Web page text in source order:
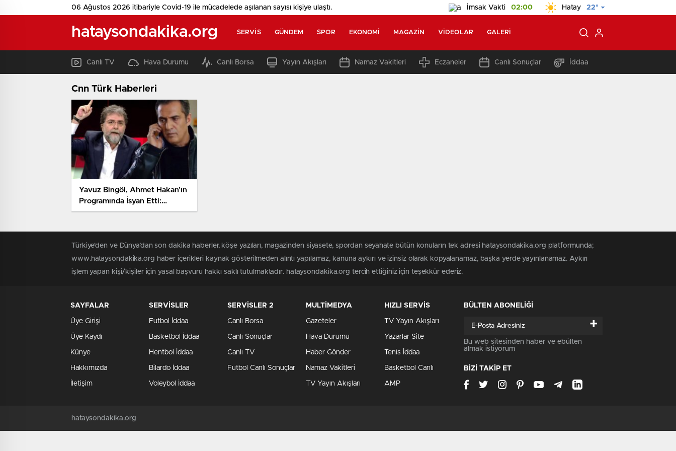
06 Ağustos 2026 itibariyle Covid-19 ile mücadelede aşılanan sayısı kişiye ulaştı. İmsak Vakti 02:00 Hatay 22°
hataysondakika.org SERVIS GÜNDEM SPOR EKONOMI MAGAZIN VIDEOLAR GALERI
Canlı TV Hava Durumu Canlı Borsa Yayın Akışları Namaz Vakitleri Eczaneler Canlı Sonuçlar İddaa
Cnn Türk Haberleri
Yavuz Bingöl, Ahmet Hakan’ın
Programında İsyan Etti:
Kılıçdaroğlu’yla da Gideriz!
Türkiye'den ve Dünya’dan son dakika haberler, köşe yazıları, magazinden siyasete, spordan seyahate bütün konuların tek adresi hataysondakika.org platformunda;
www.hataysondakika.org haber içerikleri kaynak gösterilmeden alıntı yapılamaz, kanuna aykırı ve izinsiz olarak kopyalanamaz, başka yerde yayınlanamaz. Aykırı
işlem yapan kişi/kişiler için yasal başvuru hakkı saklı tutulmaktadır. hataysondakika.org tercih ettiğiniz için teşekkür ederiz.
SAYFALAR
Üye Girişi
Üye Kaydı
Künye
Hakkımızda
İletişim
SERVİSLER
Futbol İddaa
Basketbol İddaa
Hentbol İddaa
Bilardo İddaa
Voleybol İddaa
SERVİSLER 2
Canlı Borsa
Canlı Sonuçlar
Canlı TV
Futbol Canlı Sonuçlar
MULTİMEDYA
Gazeteler
Hava Durumu
Haber Gönder
Namaz Vakitleri
TV Yayın Akışları
HIZLI SERVİS
TV Yayın Akışları
Yazarlar Site
Tenis İddaa
Basketbol Canlı
AMP
BÜLTEN ABONELİĞİ
+
Bu web sitesinden haber ve ebülten
almak istiyorum
BİZİ TAKİP ET
hataysondakika.org